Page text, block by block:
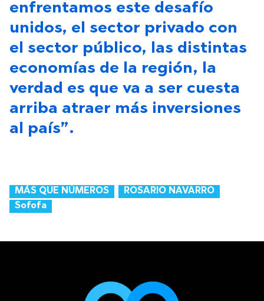
enfrentamos este desafío
unidos, el sector privado con
el sector público, las distintas
economías de la región, la
verdad es que va a ser cuesta
arriba atraer más inversiones
al país”.
MÁS QUE NÚMEROS
ROSARIO NAVARRO
Sofofa